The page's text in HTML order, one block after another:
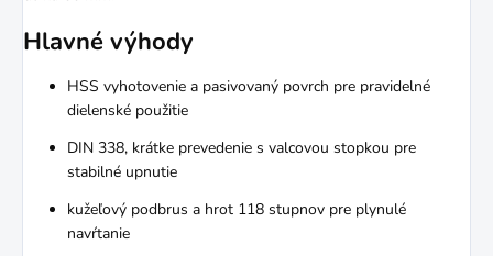
Hlavné výhody
HSS vyhotovenie a pasivovaný povrch pre pravidelné
dielenské použitie
DIN 338, krátke prevedenie s valcovou stopkou pre
stabilné upnutie
kužeľový podbrus a hrot 118 stupnov pre plynulé
navŕtanie